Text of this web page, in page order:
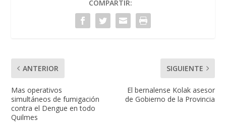
COMPARTIR:
ANTERIOR
Mas operativos
simultáneos de fumigación
contra el Dengue en todo
Quilmes
SIGUIENTE
El bernalense Kolak asesor
de Gobierno de la Provincia